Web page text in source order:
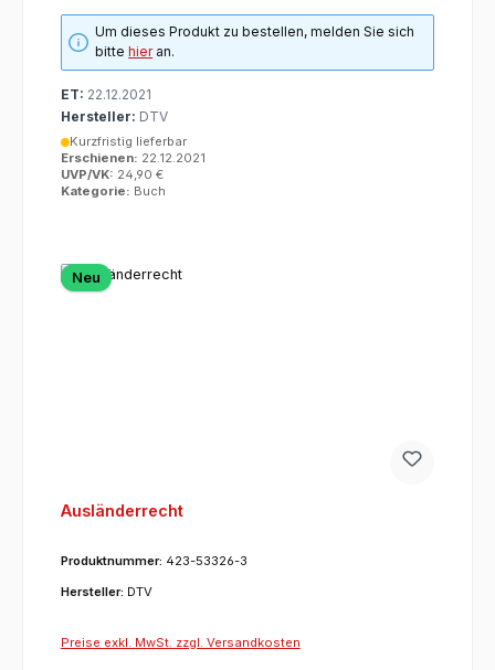
Um dieses Produkt zu bestellen, melden Sie sich
bittehieran.
ET: 22.12.2021
Hersteller: DTV
Kurzfristig lieferbar
Erschienen: 22.12.2021
UVP/VK: 24,90 €
Kategorie: Buch
Neu
Ausländerrecht
Produktnummer: 423-53326-3
Hersteller: DTV
Preise exkl. MwSt. zzgl. Versandkosten